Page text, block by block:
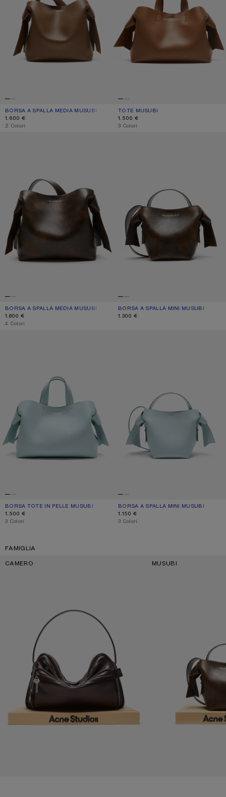
BORSA A SPALLA MEDIA MUSUBI
COLORE ATTUALE: MARRONE CAMMELLO
PREZZO: 1.600 €.
1.600 €
,2 Colori
TOTE MUSUBI
COLORE ATTUALE: MARRONE
PREZZO: 1.500 €.
1.500 €
,3 Colori
BORSA A SPALLA MEDIA MUSUBI
COLORE ATTUALE: GIALLO OCRA
PREZZO: 1.800 €.
1.800 €
,4 Colori
BORSA A SPALLA MINI MUSUBI
COLORE ATTUALE: GIALLO OCRA
PREZZO: 1.300 €.
1.300 €
BORSA TOTE IN PELLE MUSUBI
COLORE ATTUALE: BLU CIPRIATO
PREZZO: 1.500 €.
1.500 €
,3 Colori
BORSA A SPALLA MINI MUSUBI
COLORE ATTUALE: BLU CIPRIATO
PREZZO: 1.150 €.
1.150 €
,3 Colori
FAMIGLIA
CAMERO
MUSUBI